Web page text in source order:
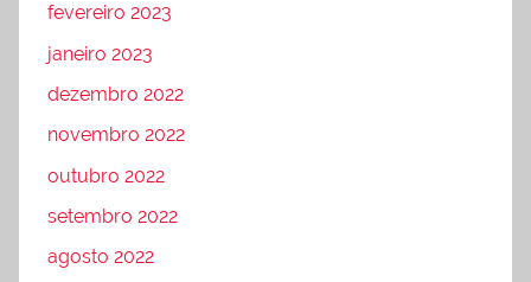
fevereiro 2023
janeiro 2023
dezembro 2022
novembro 2022
outubro 2022
setembro 2022
agosto 2022